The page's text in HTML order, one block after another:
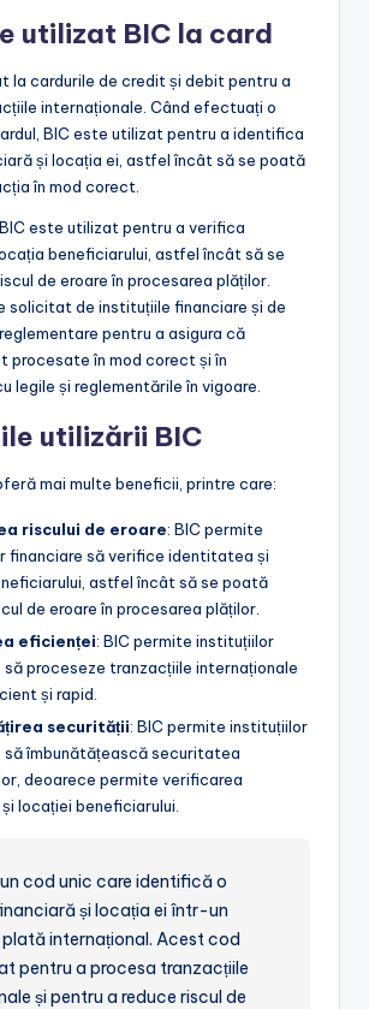
utilizat BIC la card
la cardurile de credit și debit pentru a
internaționale. Când efectuați o
BIC este utilizat pentru a identifica
și locația ei, astfel încât să se poată
în mod corect.
este utilizat pentru a verifica
beneficiarului, astfel încât să se
de eroare în procesarea plăților.
solicitat de instituțiile financiare și de
pentru a asigura că
procesate în mod corect și în
legile și reglementările în vigoare.
utilizării BIC
mai multe beneficii, printre care:
riscului de eroare: BIC permite
financiare să verifice identitatea și
astfel încât să se poată
de eroare în procesarea plăților.
eficienței: BIC permite instituțiilor
să proceseze tranzacțiile internaționale
și rapid.
securității: BIC permite instituțiilor
să îmbunătățească securitatea
deoarece permite verificarea
locației beneficiarului.
un cod unic care identifică o
și locația ei într-un
internațional. Acest cod
pentru a procesa tranzacțiile
și pentru a reduce riscul de